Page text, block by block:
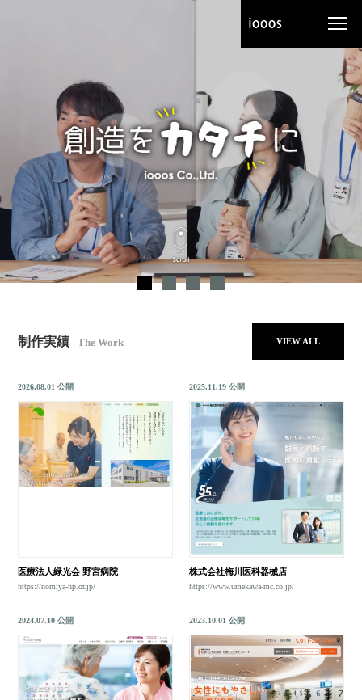
制作実績 The Work VIEW ALL
2026.08.01 公開
医療法人緑光会 野宮病院
https://nomiya-hp.or.jp/
2025.11.19 公開
株式会社梅川医科器械店
https://www.umekawa-mc.co.jp/
2024.07.10 公開 2023.10.01 公開